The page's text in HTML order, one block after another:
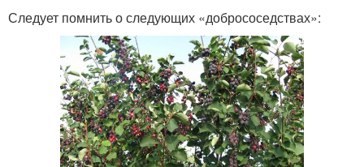
Следует помнить о следующих «добрососедствах»: